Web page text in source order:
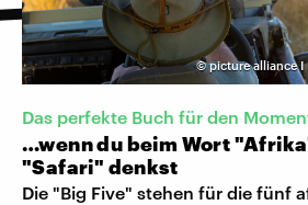
©picture alliance I
Das perfekte Buch für den
…wenn du beim Wort
"Safari" denkst
Die "Big Five" stehen für die fünf